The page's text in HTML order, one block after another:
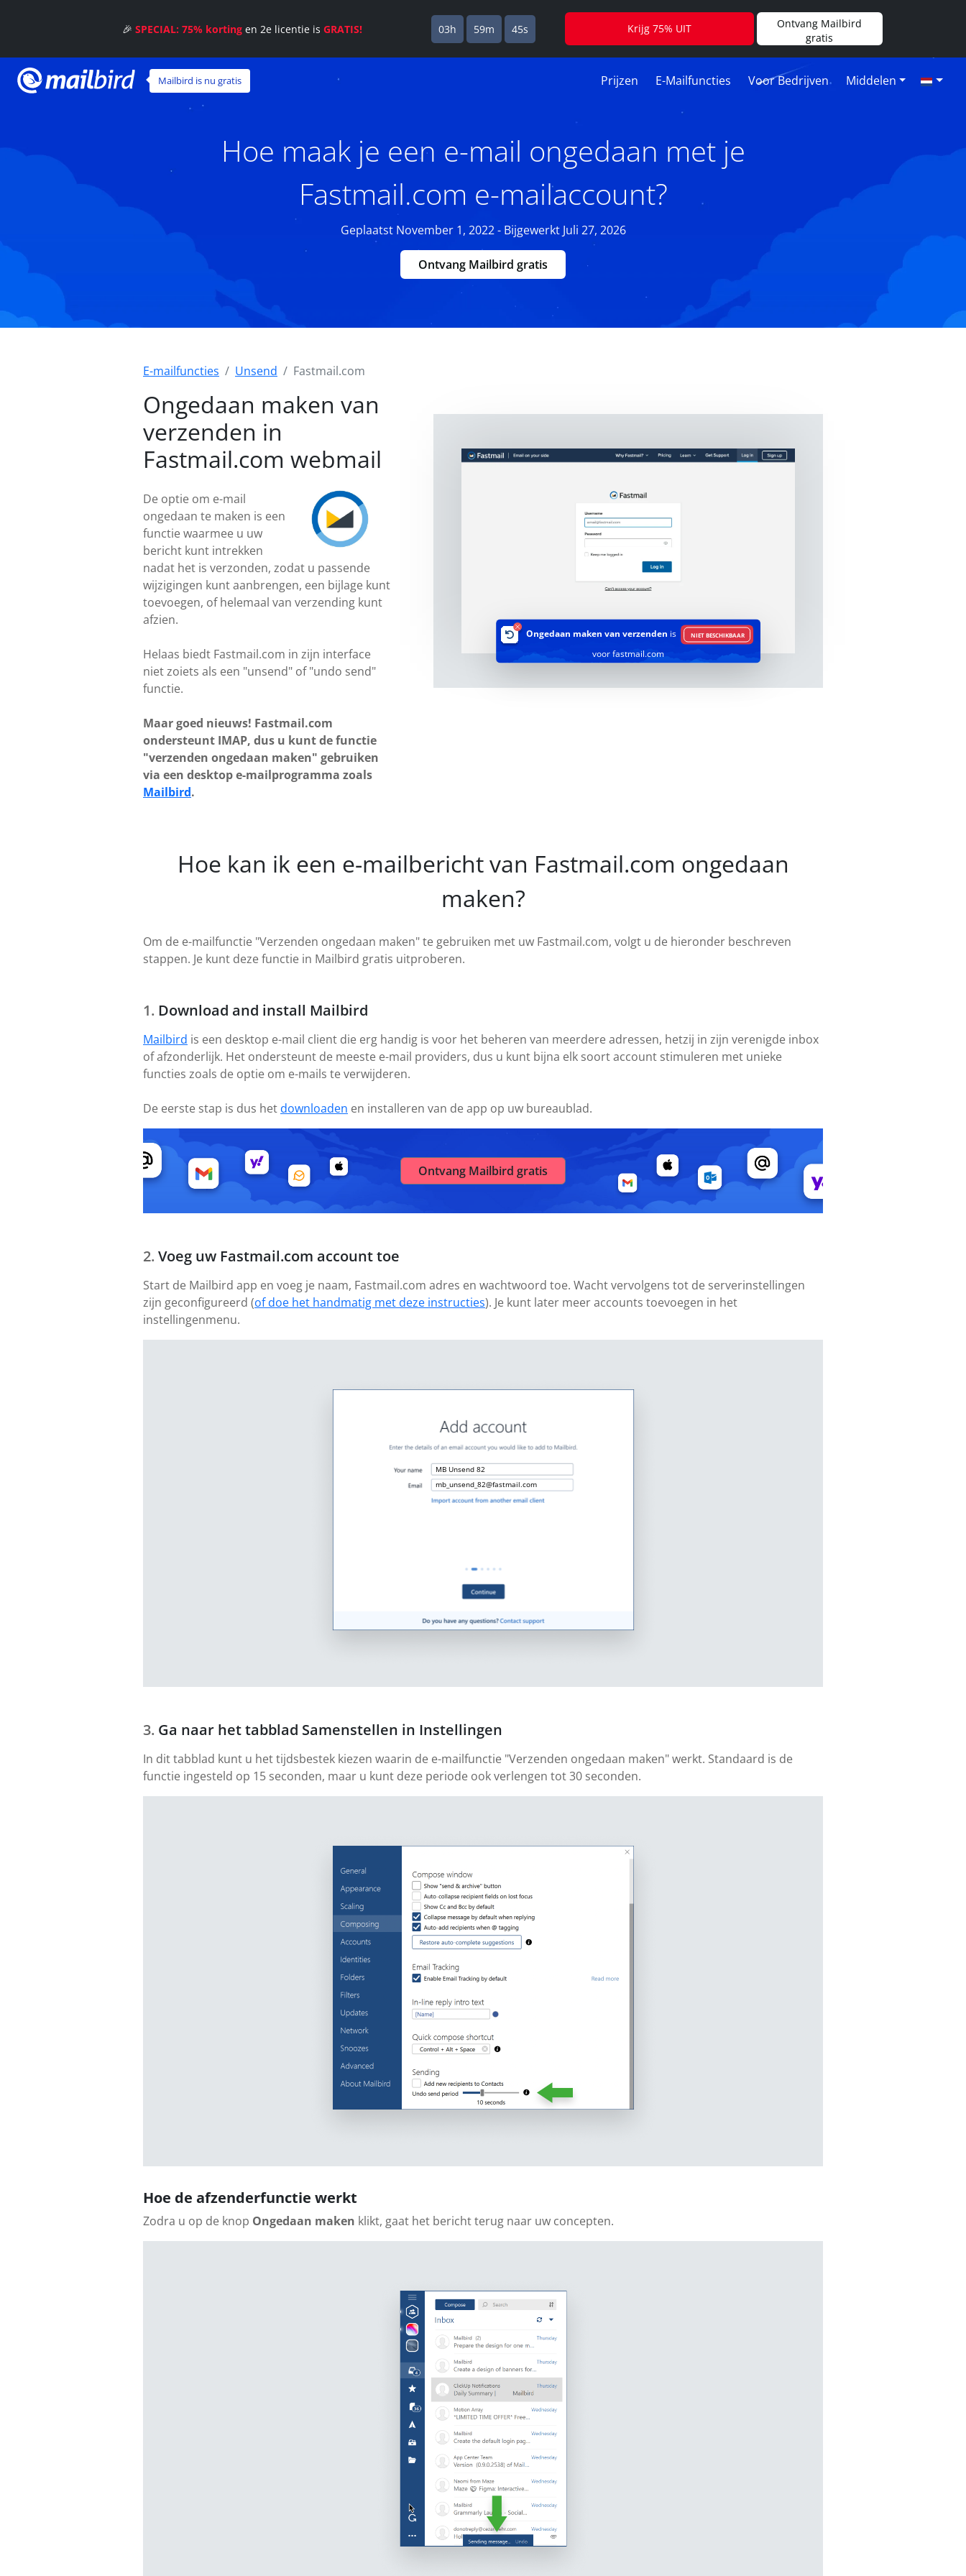
Mailbird is nu gratis Prijzen E-Mailfuncties Voor Bedrijven Middelen
Hoe maak je een e-mail ongedaan met je
Fastmail.com e-mailaccount?
Geplaatst November 1, 2022 - Bijgewerkt Juli 27, 2026
Ontvang Mailbird gratis
E-mailfuncties Unsend Fastmail.com
Ongedaan maken van
verzenden in
Fastmail.com webmail
De optie om e-mail
ongedaan te maken is een
functie waarmee u uw
bericht kunt intrekken
nadat het is verzonden, zodat u passende
wijzigingen kunt aanbrengen, een bijlage kunt
toevoegen, of helemaal van verzending kunt
afzien.
Helaas biedt Fastmail.com in zijn interface
niet zoiets als een "unsend" of "undo send"
functie.
Maar goed nieuws! Fastmail.com
ondersteunt IMAP, dus u kunt de functie
"verzenden ongedaan maken" gebruiken
via een desktop e-mailprogramma zoals
Mailbird.
Ongedaan maken van verzenden is NIET BESCHIKBAAR
voor fastmail.com
Hoe kan ik een e-mailbericht van Fastmail.com ongedaan
maken?
Om de e-mailfunctie "Verzenden ongedaan maken" te gebruiken met uw Fastmail.com, volgt u de hieronder beschreven
stappen. Je kunt deze functie in Mailbird gratis uitproberen.
Download and install Mailbird
Mailbird is een desktop e-mail client die erg handig is voor het beheren van meerdere adressen, hetzij in zijn verenigde inbox
of afzonderlijk. Het ondersteunt de meeste e-mail providers, dus u kunt bijna elk soort account stimuleren met unieke
functies zoals de optie om e-mails te verwijderen.
De eerste stap is dus het downloaden en installeren van de app op uw bureaublad.
Ontvang Mailbird gratis
Voeg uw Fastmail.com account toe
Start de Mailbird app en voeg je naam, Fastmail.com adres en wachtwoord toe. Wacht vervolgens tot de serverinstellingen
zijn geconfigureerd (of doe het handmatig met deze instructies). Je kunt later meer accounts toevoegen in het
instellingenmenu.
MB Unsend 82
mb_unsend_82@fastmail.com
Ga naar het tabblad Samenstellen in Instellingen
In dit tabblad kunt u het tijdsbestek kiezen waarin de e-mailfunctie "Verzenden ongedaan maken" werkt. Standaard is de
functie ingesteld op 15 seconden, maar u kunt deze periode ook verlengen tot 30 seconden.
Hoe de afzenderfunctie werkt
Zodra u op de knop Ongedaan maken klikt, gaat het bericht terug naar uw concepten.
🎉SPECIAL: 75% korting en 2e licentie isGRATIS! 03h 59m 44s Krijg 75% UIT
Ontvang Mailbird
gratis